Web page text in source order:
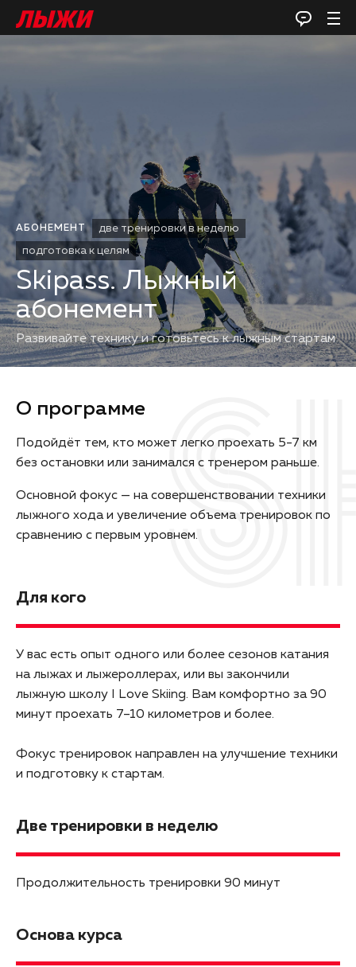
АБОНЕМЕНТ
две тренировки в неделю
подготовка к целям
Skipass. Лыжный
абонемент
Развивайте технику и готовьтесь к лыжным стартам
О программе
Подойдёт тем, кто может легко проехать 5-7 км
без остановки или занимался с тренером раньше.
Основной фокус — на совершенствовании техники
лыжного хода и увеличение объема тренировок по
сравнению с первым уровнем.
Для кого
У вас есть опыт одного или более сезонов катания
на лыжах и лыжероллерах, или вы закончили
лыжную школу I Love Skiing. Вам комфортно за 90
минут проехать 7–10 километров и более.
Фокус тренировок направлен на улучшение техники
и подготовку к стартам.
Две тренировки в неделю
Продолжительность тренировки 90 минут
Основа курса